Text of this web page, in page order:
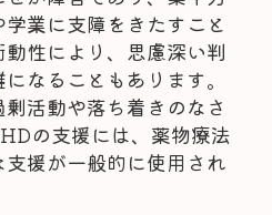
業に支障をきたすこと
性により、思慮深い判
なることもあります。
活動や落ち着きのなさ
の支援には、薬物療法
援が一般的に使用され